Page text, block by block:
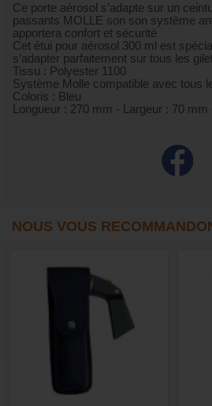
Ce porte aérosol s’adapte sur un
passants MOLLE son son système
apportera confort et sécurité
Cet étui pour aérosol 300 ml est
s’adapter parfaitement sur tous les
Tissu : Polyester 1100
Système Molle compatible avec tous
Coloris : Bleu
Longueur : 270 mm - Largeur : 70
NOUS VOUS